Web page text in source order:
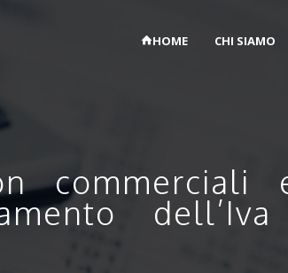
HOME CHI SIAMO
commerciali